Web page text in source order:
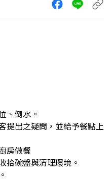
、倒水。
提出之疑問，並給予餐點上
房做餐
拾碗盤與清理環境。